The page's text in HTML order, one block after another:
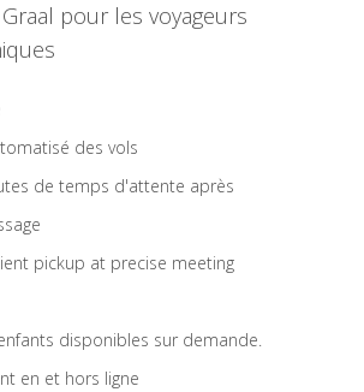
Graal pour les voyageurs
des vols
de temps d'attente après
pickup at precise meeting
disponibles sur demande.
en et hors ligne